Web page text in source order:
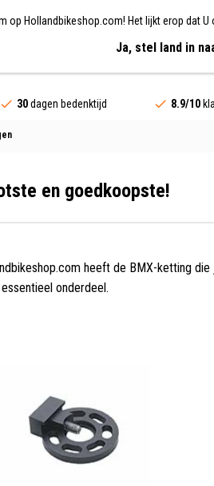
Fietsen
op Hollandbikeshop.com! Het lijkt erop dat
Ja, stel land in
30dagen bedenktijd 8.9/10
en goedkoopste!
heeft de BMX-ketting
onderdeel.